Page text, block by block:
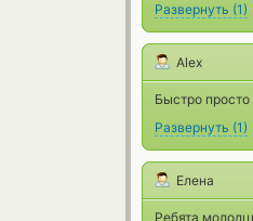
Развернуть (1)
Alex
Быстро просто
Развернуть (1)
Елена
Ребята